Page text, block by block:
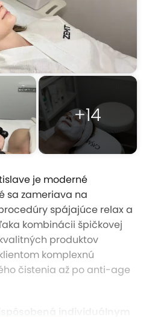
+14
je moderné
sa zameriava na
spájajúce relax a
kombinácii špičkovej
produktov
komplexnú
čistenia až po anti-age